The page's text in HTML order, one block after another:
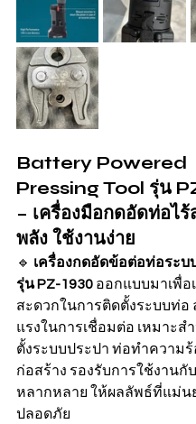
Battery Powered
Pressing Tool รุ่น
– เครื่องมือกดอัดท่อไร้
พลัง ใช้งานง่าย
🔹 เครื่องกดอัดข้อต่อท่อระบ
รุ่น PZ-1930 ออกแบบมาเพื่อ
สะดวกในการติดตั้งระบบท่อ
แรงในการเชื่อมต่อ เหมาะส
ตั้งระบบประปา ท่อทำความ
ก่อสร้าง รองรับการใช้งาน
หลากหลาย ให้ผลลัพธ์ที่แม่น
ปลอดภัย